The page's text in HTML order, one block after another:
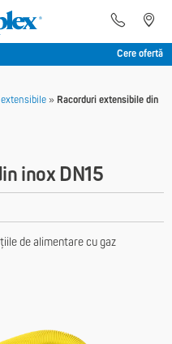
Cere ofertă
» Racorduri extensibile din
inox DN15
de alimentare cu gaz